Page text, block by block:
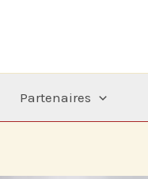
Partenaires